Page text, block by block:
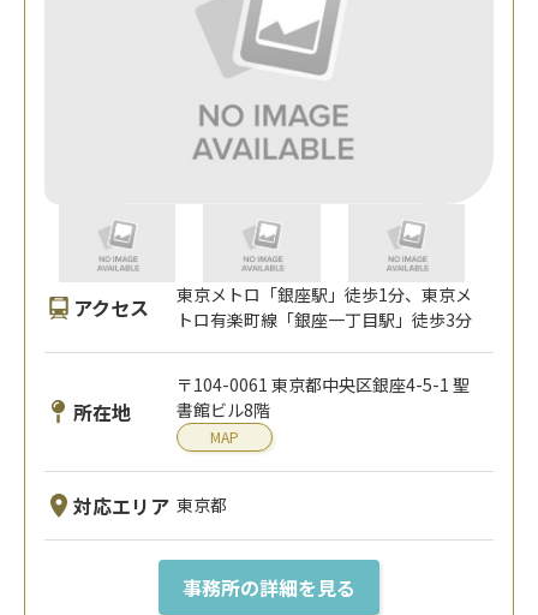
アクセス
東京メトロ「銀座駅」徒歩1分、東京メ
トロ有楽町線「銀座一丁目駅」徒歩3分
所在地
〒104-0061 東京都中央区銀座4-5-1 聖
書館ビル8階
MAP
対応エリア 東京都
事務所の詳細を見る